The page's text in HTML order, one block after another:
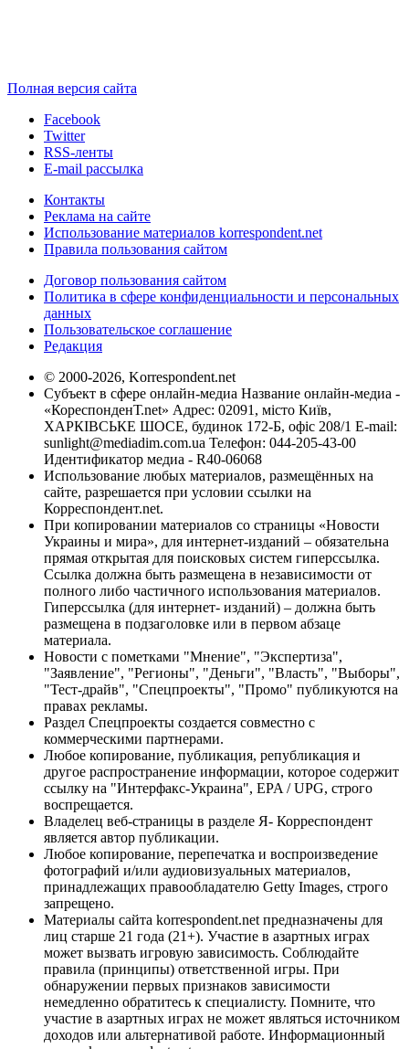
Полная версия сайта
Facebook
Twitter
RSS-ленты
E-mail рассылка
Контакты
Реклама на сайте
Использование материалов korrespondent.net
Правила пользования сайтом
Договор пользования сайтом
Политика в сфере конфиденциальности и персональных
данных
Пользовательское соглашение
Редакция
© 2000-2026, Korrespondent.net
Субъект в сфере онлайн-медиа Название онлайн-медиа -
«КореспонденТ.net» Адрес: 02091, місто Київ,
ХАРКІВСЬКЕ ШОСЕ, будинок 172-Б, офіс 208/1 E-mail:
sunlight@mediadim.com.ua Телефон: 044-205-43-00
Идентификатор медиа - R40-06068
Использование любых материалов, размещённых на
сайте, разрешается при условии ссылки на
Корреспондент.net.
При копировании материалов со страницы «Новости
Украины и мира», для интернет-изданий – обязательна
прямая открытая для поисковых систем гиперссылка.
Ссылка должна быть размещена в независимости от
полного либо частичного использования материалов.
Гиперссылка (для интернет- изданий) – должна быть
размещена в подзаголовке или в первом абзаце
материала.
Новости с пометками "Мнение", "Экспертиза",
"Заявление", "Регионы", "Деньги", "Власть", "Выборы",
"Тест-драйв", "Спецпроекты", "Промо" публикуются на
правах рекламы.
Раздел Спецпроекты создается совместно с
коммерческими партнерами.
Любое копирование, публикация, републикация и
другое распространение информации, которое содержит
ссылку на "Интерфакс-Украина", EPA / UPG, строго
воспрещается.
Владелец веб-страницы в разделе Я- Корреспондент
является автор публикации.
Любое копирование, перепечатка и воспроизведение
фотографий и/или аудиовизуальных материалов,
принадлежащих правообладателю Getty Images, строго
запрещено.
Материалы сайта korrespondent.net предназначены для
лиц старше 21 года (21+). Участие в азартных играх
может вызвать игровую зависимость. Соблюдайте
правила (принципы) ответственной игры. При
обнаружении первых признаков зависимости
немедленно обратитесь к специалисту. Помните, что
участие в азартных играх не может являться источником
доходов или альтернативой работе. Информационный